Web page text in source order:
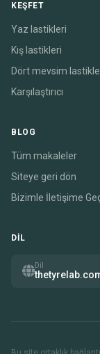
KEŞFET
Yaz lastikleri
Kış lastikleri
Dört mevsim
Karşılaştırıcı
BLOG
Tüm makaleler
Siteye geri dön
Bizimle İletişime
DIL
Dil